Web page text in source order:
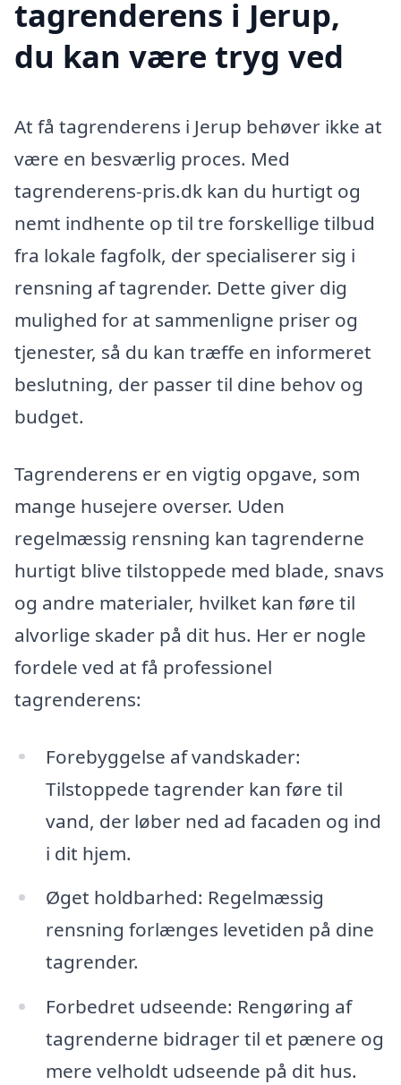
tagrenderens i Jerup,
du kan være tryg ved
At få tagrenderens i Jerup behøver ikke at
være en besværlig proces. Med
tagrenderens-pris.dk kan du hurtigt og
nemt indhente op til tre forskellige tilbud
fra lokale fagfolk, der specialiserer sig i
rensning af tagrender. Dette giver dig
mulighed for at sammenligne priser og
tjenester, så du kan træffe en informeret
beslutning, der passer til dine behov og
budget.
Tagrenderens er en vigtig opgave, som
mange husejere overser. Uden
regelmæssig rensning kan tagrenderne
hurtigt blive tilstoppede med blade, snavs
og andre materialer, hvilket kan føre til
alvorlige skader på dit hus. Her er nogle
fordele ved at få professionel
tagrenderens:
Forebyggelse af vandskader:
Tilstoppede tagrender kan føre til
vand, der løber ned ad facaden og ind
i dit hjem.
Øget holdbarhed: Regelmæssig
rensning forlænges levetiden på dine
tagrender.
Forbedret udseende: Rengøring af
tagrenderne bidrager til et pænere og
mere velholdt udseende på dit hus.